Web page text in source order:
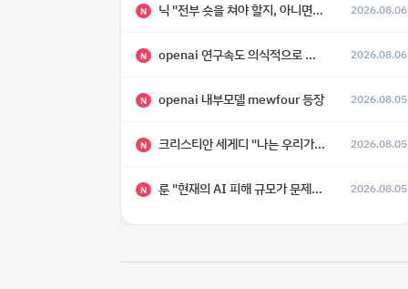
N 닉 "전부 숏을 쳐야 할지, 아니면 특이점이 오니까 전부 롱을 쳐야 할지 모르겠다.” 2026.08.06
N openai 연구속도 의식적으로 늦추고 있다 2026.08.06
N openai 내부모델 mewfour 등장 2026.08.05
N 크리스티안 세게디 "나는 우리가 "Fuck!!" 단계를 피할 수 있기를 바랄 뿐" 2026.08.05
N 룬 "현재의 AI 피해 규모가 문제가 아니라, 자기복제·탈출·확산이 가능한 지능형 시스템의 피해에는 이론적으로 상한이 없다는 것이 문제" 2026.08.05